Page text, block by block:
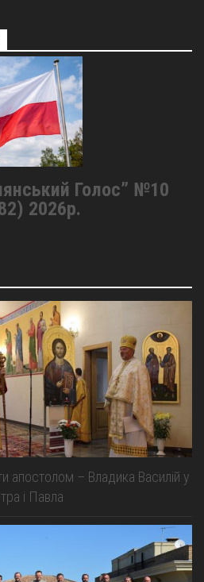
Голос” №10
2026р.
апостолом – Владика Василій у
і Павла